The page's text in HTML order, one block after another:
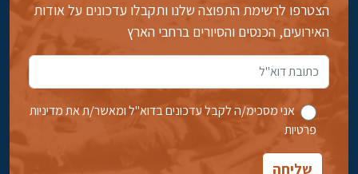
הצטרפו לרשימת התפוצה שלנו ותקבלו עדכונים על אודות
האירועים, הכנסים והסיורים ברחבי הארץ
אני מסכימ/ה לקבל עדכונים בדוא''ל ומאשר/ת את מדיניות
פרטיות